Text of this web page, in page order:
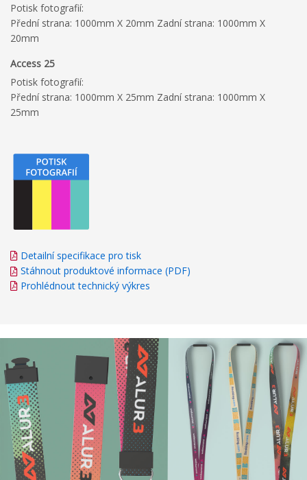
Potisk fotografií:
Přední strana: 1000mm X 20mm Zadní strana: 1000mm X
20mm
Access 25
Potisk fotografií:
Přední strana: 1000mm X 25mm Zadní strana: 1000mm X
25mm
Detailní specifikace pro tisk
Stáhnout produktové informace (PDF)
Prohlédnout technický výkres